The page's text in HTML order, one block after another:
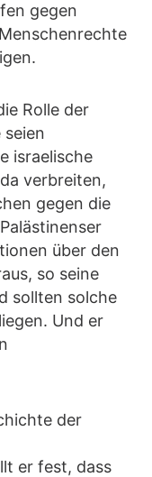
gegen
Rolle der
seien
israelische
verbreiten,
gegen die
über den
so seine
sollten solche
Und er
der
er fest, dass